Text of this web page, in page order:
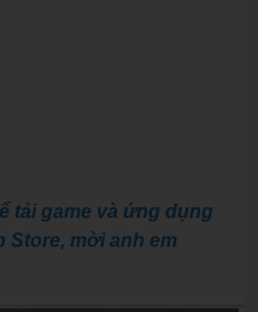
tải game và ứng dụng
Store, mời anh em